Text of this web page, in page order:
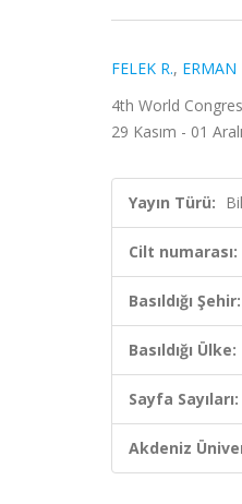
FELEK R., ERMAN
4th World
29 Kasım - 01
Yayın Türü:
Cilt numarası:
Basıldığı Şehir:
Basıldığı Ülke:
Sayfa Sayıları:
Akdeniz